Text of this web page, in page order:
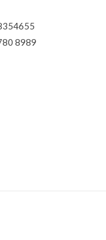
8989